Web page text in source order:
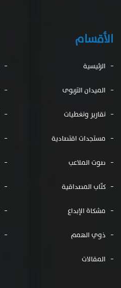
الأقسام
الرئيسية
الميدان التربوى
تقارير وتغطيات
مستجدات اقتصادية
صوت الملاعب
كتّاب المصداقية
مشكاة الإبداع
ذوي الهمم
المقالات